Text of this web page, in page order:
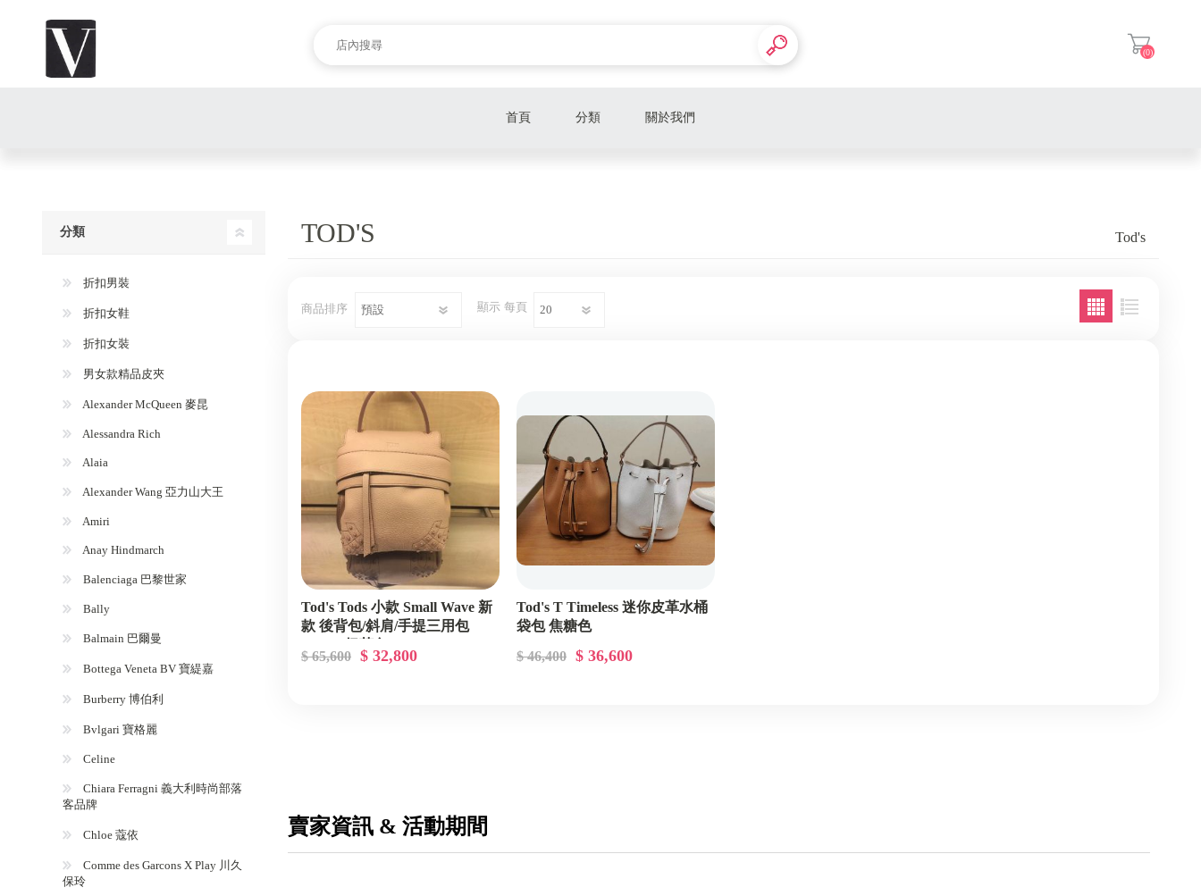
(0)
首頁 分類
Alexander Wang 亞力山大王
Amiri
Anay Hindmarch
Balenciaga 巴黎世家
Bally
Balmain 巴爾曼
Comme des Garcons X Play 川久保玲
關於我們
TOD'S Tod's
商品排序 顯示 每頁
Tod's Tods 小款 Small Wave 新
款 後背包/斜肩/手提三用包
$ 65,600 $ 32,800
Tod's T Timeless 迷你皮革水桶
袋包 焦糖色
$ 46,400 $ 36,600
賣家資訊 & 活動期間
分類
折扣男裝
折扣女鞋
折扣女裝
男女款精品皮夾
Alexander McQueen 麥昆
Alessandra Rich
Alaia
Alexander Wang 亞力山大王
Amiri
Anay Hindmarch
Balenciaga 巴黎世家
Bally
Balmain 巴爾曼
Bottega Veneta BV 寶緹嘉
Burberry 博伯利
Bvlgari 寶格麗
Celine
Chiara Ferragni 義大利時尚部落
客品牌
Chloe 蔻依
Comme des Garcons X Play 川久
保玲